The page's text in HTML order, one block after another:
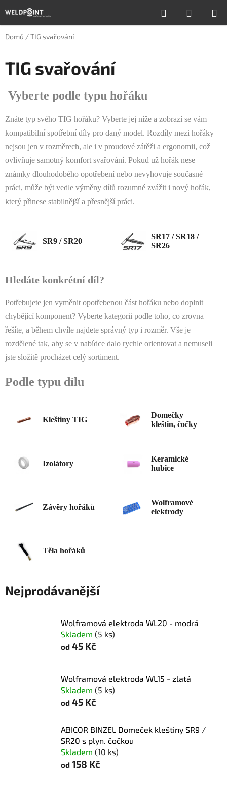
na
obsah
Hledat
KOŠÍK
Domů /TIG svařování
TIG svařování
Vyberte podle typu hořáku
Znáte typ svého TIG hořáku? Vyberte jej níže a zobrazí se vám
kompatibilní spotřební díly pro daný model. Rozdíly mezi hořáky
nejsou jen v rozměrech, ale i v proudové zátěži a ergonomii, což
ovlivňuje samotný komfort svařování. Pokud už hořák nese
známky dlouhodobého opotřebení nebo nevyhovuje současné
práci, může být vedle výměny dílů rozumné zvážit i nový hořák,
který přinese stabilnější a přesnější práci.
SR9 / SR20
SR17 / SR18 /
SR26
Hledáte konkrétní díl?
Potřebujete jen vyměnit opotřebenou část hořáku nebo doplnit
chybějící komponent? Vyberte kategorii podle toho, co zrovna
řešíte, a během chvíle najdete správný typ i rozměr. Vše je
rozdělené tak, aby se v nabídce dalo rychle orientovat a nemuseli
jste složitě procházet celý sortiment.
Podle typu dílu
Kleštiny TIG
Domečky
kleštin, čočky
Izolátory
Keramické
hubice
Závěry hořáků
Wolframové
elektrody
Těla hořáků
Nejprodávanější
Wolframová elektroda WL20 - modrá
Skladem (5 ks)
od 45 Kč
Wolframová elektroda WL15 - zlatá
Skladem (5 ks)
od 45 Kč
ABICOR BINZEL Domeček kleštiny SR9 /
SR20 s plyn. čočkou
Skladem (10 ks)
od 158 Kč